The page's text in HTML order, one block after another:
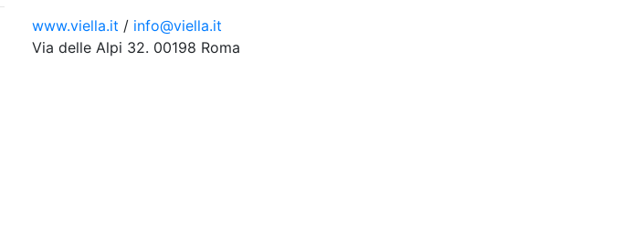
www.viella.it / info@viella.it
Via delle Alpi 32. 00198 Roma